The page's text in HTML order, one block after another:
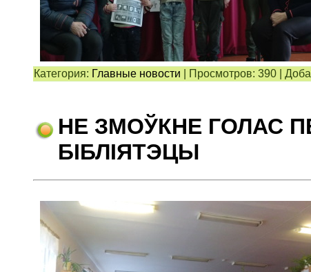
Категория: Главные новости Просмотров: 390|
НЕ ЗМОЎКНЕ ГОЛАС
БІБЛІЯТЭЦЫ